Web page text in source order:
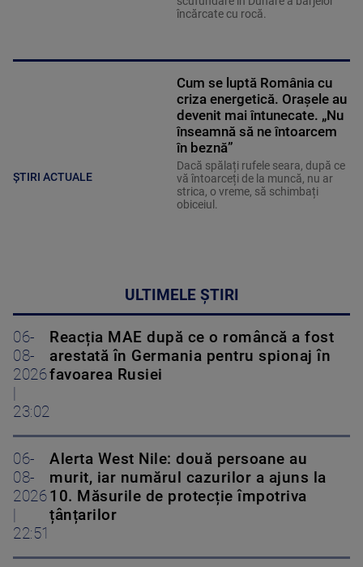
încărcate cu rocă.
ȘTIRI ACTUALE
Cum se luptă România cu
criza energetică. Orașele au
devenit mai întunecate. „Nu
înseamnă să ne întoarcem
în beznă”
Dacă spălați rufele seara, după ce
vă întoarceți de la muncă, nu ar
strica, o vreme, să schimbați
obiceiul.
ULTIMELE ȘTIRI
06-
08-
2026
23:02
Reacția MAE după ce o româncă a fost
arestată în Germania pentru spionaj în
favoarea Rusiei
06-
08-
2026
22:51
Alerta West Nile: două persoane au
murit, iar numărul cazurilor a ajuns la
10. Măsurile de protecție împotriva
țânțarilor